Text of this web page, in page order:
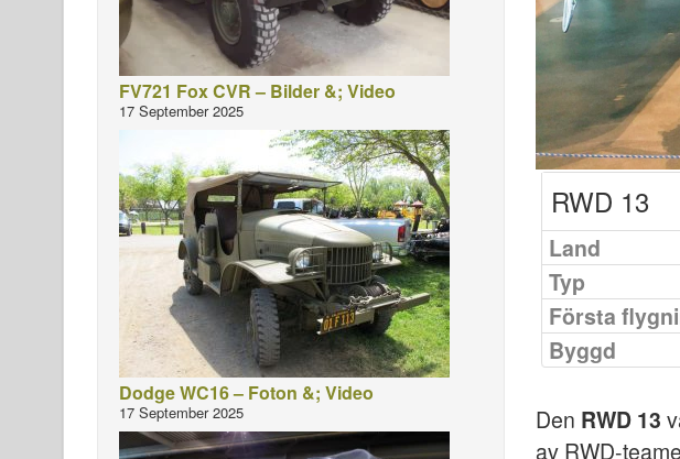
RWD 13
Land
Typ
Första
Byggd
Den RWD 13
av RWD-
FV721 Fox CVR – Bilder &; Video
17 September 2025
Dodge WC16 – Foton &; Video
17 September 2025